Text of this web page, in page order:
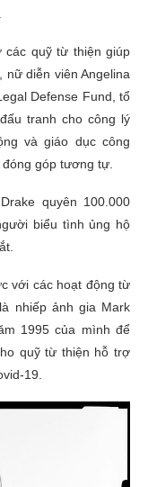
các quỹ từ thiện giúp
diễn viên Angelina
Defense Fund, tổ
tranh cho công lý
và giáo dục công
góp tương tự.
quyên 100.000
biểu tình ủng hộ
với các hoạt động từ
nhiếp ảnh gia Mark
1995 của mình để
quỹ từ thiện hỗ trợ
19.